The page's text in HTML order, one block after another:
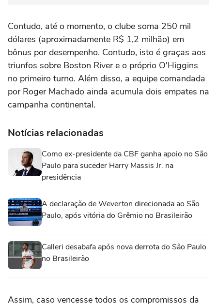
Contudo, até o momento, o clube soma 250 mil
dólares (aproximadamente R$ 1,2 milhão) em
bônus por desempenho. Contudo, isto é graças aos
triunfos sobre Boston River e o próprio O'Higgins
no primeiro turno. Além disso, a equipe comandada
por Roger Machado ainda acumula dois empates na
campanha continental.
Notícias relacionadas
Como ex-presidente da CBF ganha apoio no São
Paulo para suceder Harry Massis Jr. na
presidência
A declaração de Weverton direcionada ao São
Paulo, após vitória do Grêmio no Brasileirão
Calleri desabafa após nova derrota do São Paulo
no Brasileirão
Assim, caso vencesse todos os compromissos da